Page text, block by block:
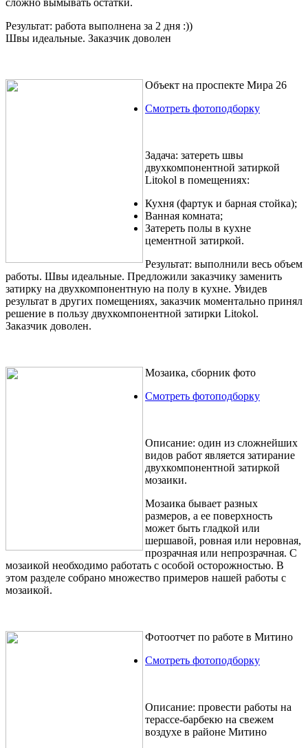
Результат: работа выполнена за 2 дня :))
Швы идеальные. Заказчик доволен
Объект на проспекте Мира 26
Смотреть фотоподборку
Задача: затереть швы
двухкомпонентной затиркой
Litokol в помещениях:
Кухня (фартук и барная стойка);
Ванная комната;
Затереть полы в кухне
цементной затиркой.
Результат: выполнили весь объем
работы. Швы идеальные. Предложили заказчику заменить
затирку на двухкомпонентную на полу в кухне. Увидев
результат в других помещениях, заказчик моментально принял
решение в пользу двухкомпонентной затирки Litokol.
Заказчик доволен.
Мозаика, сборник фото
Смотреть фотоподборку
Описание: один из сложнейших
видов работ является затирание
двухкомпонентной затиркой
мозаики.
Мозаика бывает разных
размеров, а ее поверхность
может быть гладкой или
шершавой, ровная или неровная,
прозрачная или непрозрачная. С
мозаикой необходимо работать с особой осторожностью. В
этом разделе собрано множество примеров нашей работы с
мозаикой.
Фотоотчет по работе в Митино
Смотреть фотоподборку
Описание: провести работы на
терассе-барбекю на свежем
воздухе в районе Митино